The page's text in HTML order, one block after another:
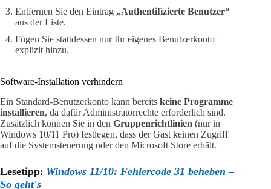
Entfernen Sie den Eintrag „Authentifizierte Benutzer“
aus der Liste.
Fügen Sie stattdessen nur Ihr eigenes Benutzerkonto
explizit hinzu.
Software-Installation verhindern
Ein Standard-Benutzerkonto kann bereits keine Programme
installieren, da dafür Administratorrechte erforderlich sind.
Zusätzlich können Sie in den Gruppenrichtlinien (nur in
Windows 10/11 Pro) festlegen, dass der Gast keinen Zugriff
auf die Systemsteuerung oder den Microsoft Store erhält.
Lesetipp: Windows 11/10: Fehlercode 31 beheben –
So geht's